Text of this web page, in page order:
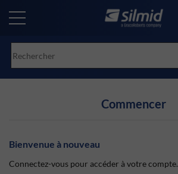
main
Commencer
Bienvenue à nouveau
Connectez-vous pour accéder à votre compte.